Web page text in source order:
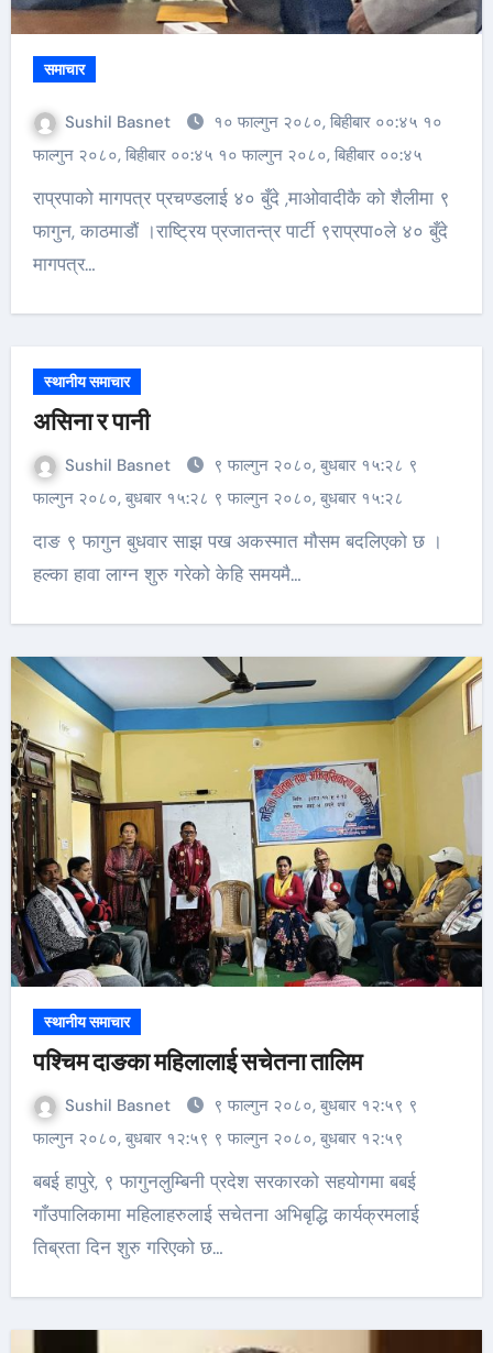
समाचार
Sushil Basnet
१० फाल्गुन २०८०, बिहीबार ००:४५ १०
फाल्गुन २०८०, बिहीबार ००:४५ १० फाल्गुन २०८०, बिहीबार ००:४५
राप्रपाको मागपत्र प्रचण्डलाई ४० बुँदे ,माओवादीकै को शैलीमा ९
फागुन, काठमाडौं ।राष्ट्रिय प्रजातन्त्र पार्टी ९राप्रपा०ले ४० बुँदे
मागपत्र…
स्थानीय समाचार
असिना र पानी
Sushil Basnet
९ फाल्गुन २०८०, बुधबार १५:२८ ९
फाल्गुन २०८०, बुधबार १५:२८ ९ फाल्गुन २०८०, बुधबार १५:२८
दाङ ९ फागुन बुधवार साझ पख अकस्मात मौसम बदलिएको छ ।
हल्का हावा लाग्न शुरु गरेको केहि समयमै…
स्थानीय समाचार
पश्चिम दाङका महिलालाई सचेतना तालिम
Sushil Basnet
९ फाल्गुन २०८०, बुधबार १२:५९ ९
फाल्गुन २०८०, बुधबार १२:५९ ९ फाल्गुन २०८०, बुधबार १२:५९
बबई हापुरे, ९ फागुनलुम्बिनी प्रदेश सरकारको सहयोगमा बबई
गाँउपालिकामा महिलाहरुलाई सचेतना अभिबृद्धि कार्यक्रमलाई
तिब्रता दिन शुरु गरिएको छ…